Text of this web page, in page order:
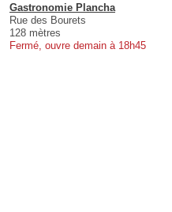
Gastronomie Plancha
Rue des Bourets
128 mètres
Fermé, ouvre demain à 18h45